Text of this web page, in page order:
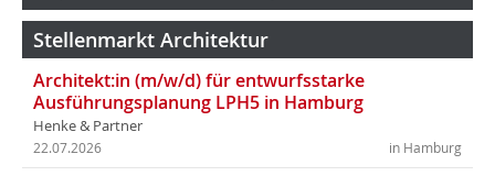
Stellenmarkt Architektur
Architekt:in (m/w/d) für entwurfsstarke
Ausführungsplanung LPH5 in Hamburg
Henke & Partner
in Hamburg
22.07.2026